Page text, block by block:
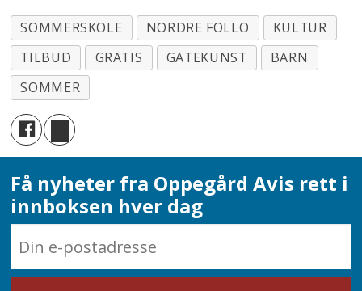
SOMMERSKOLE NORDRE FOLLO
KULTUR
TILBUD
GRATIS GATEKUNST
BARN
SOMMER
Få nyheter fra Oppegård Avis rett i
innboksen hver dag